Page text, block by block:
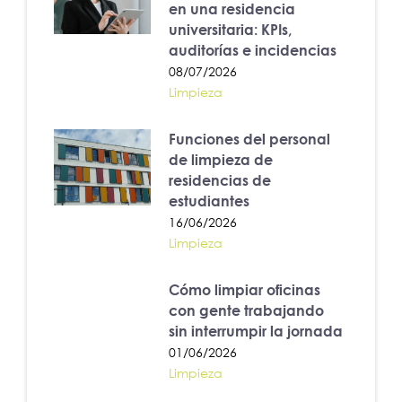
en una residencia
universitaria: KPIs,
auditorías e incidencias
08/07/2026
Limpieza
Funciones del personal
de limpieza de
residencias de
estudiantes
16/06/2026
Limpieza
Cómo limpiar oficinas
con gente trabajando
sin interrumpir la jornada
01/06/2026
Limpieza